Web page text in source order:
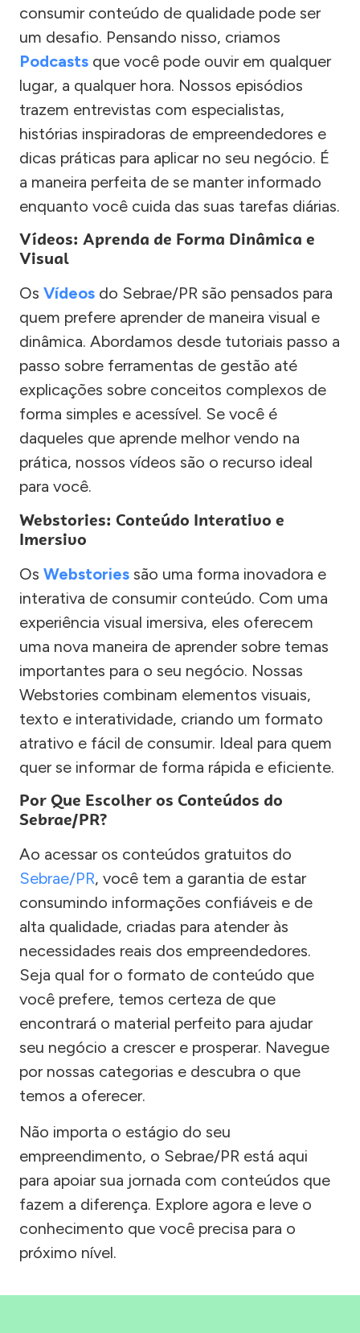
consumir conteúdo de qualidade pode ser
um desafio. Pensando nisso, criamos
Podcasts que você pode ouvir em qualquer
lugar, a qualquer hora. Nossos episódios
trazem entrevistas com especialistas,
histórias inspiradoras de empreendedores e
dicas práticas para aplicar no seu negócio. É
a maneira perfeita de se manter informado
enquanto você cuida das suas tarefas diárias.
Vídeos: Aprenda de Forma Dinâmica e
Visual
Os Vídeos do Sebrae/PR são pensados para
quem prefere aprender de maneira visual e
dinâmica. Abordamos desde tutoriais passo a
passo sobre ferramentas de gestão até
explicações sobre conceitos complexos de
forma simples e acessível. Se você é
daqueles que aprende melhor vendo na
prática, nossos vídeos são o recurso ideal
para você.
Webstories: Conteúdo Interativo e
Imersivo
Os Webstories são uma forma inovadora e
interativa de consumir conteúdo. Com uma
experiência visual imersiva, eles oferecem
uma nova maneira de aprender sobre temas
importantes para o seu negócio. Nossas
Webstories combinam elementos visuais,
texto e interatividade, criando um formato
atrativo e fácil de consumir. Ideal para quem
quer se informar de forma rápida e eficiente.
Por Que Escolher os Conteúdos do
Sebrae/PR?
Ao acessar os conteúdos gratuitos do
Sebrae/PR, você tem a garantia de estar
consumindo informações confiáveis e de
alta qualidade, criadas para atender às
necessidades reais dos empreendedores.
Seja qual for o formato de conteúdo que
você prefere, temos certeza de que
encontrará o material perfeito para ajudar
seu negócio a crescer e prosperar. Navegue
por nossas categorias e descubra o que
temos a oferecer.
Não importa o estágio do seu
empreendimento, o Sebrae/PR está aqui
para apoiar sua jornada com conteúdos que
fazem a diferença. Explore agora e leve o
conhecimento que você precisa para o
próximo nível.